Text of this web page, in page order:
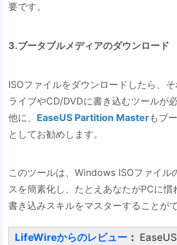
要です。
3.ブータブルメディアのダウンロード
ISOファイルをダウンロードしたら、
ライブやCD/DVDに書き込むツールが
他に、 EaseUS Partition Masterもブ
としてお勧めします。
このツールは、Windows ISOファイル
スを簡素化し、たとえあなたがPCに慣
書き込みスキルをマスターすることがで
LifeWireからのレビュー ：